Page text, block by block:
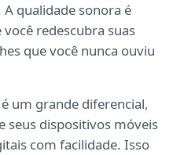
qualidade sonora é
redescubra suas
que você nunca ouviu
é um grande diferencial,
seus dispositivos móveis
com facilidade. Isso